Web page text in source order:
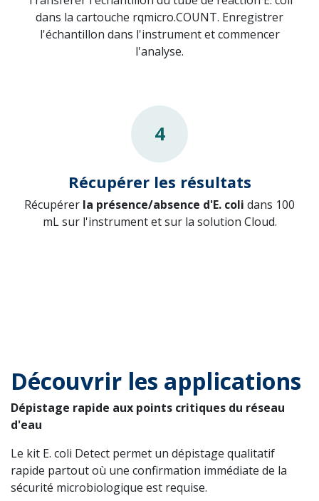
dans la cartouche rqmicro.COUNT. Enregistrer
l'échantillon dans l'instrument et commencer
l'analyse.
4
Récupérer les résultats
Récupérer la présence/absence d'E. coli dans 100
mL sur l'instrument et sur la solution Cloud.
Découvrir les applications
Dépistage rapide aux points critiques du réseau
d'eau
Le kit E. coli Detect permet un dépistage qualitatif
rapide partout où une confirmation immédiate de la
sécurité microbiologique est requise.